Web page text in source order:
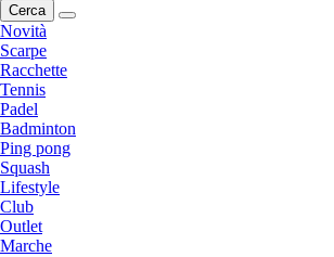
Cerca
Novità
Scarpe
Racchette
Tennis
Padel
Badminton
Ping pong
Squash
Lifestyle
Club
Outlet
Marche